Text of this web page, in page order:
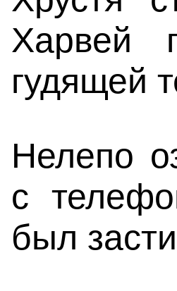
Харвей
гудящей
Нелепо
с
был